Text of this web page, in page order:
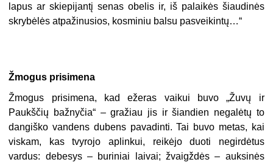
lapus ar skiepijantį senas obelis ir, iš palaikės šiaudinės
skrybėlės atpažinusios, kosminiu balsu pasveikintų…“
Žmogus prisimena
Žmogus prisimena, kad ežeras vaikui buvo „Žuvų ir
Paukščių bažnyčia“ – gražiau jis ir šiandien negalėtų to
dangiško vandens dubens pavadinti. Tai buvo metas, kai
viskam, kas tvyrojo aplinkui, reikėjo duoti negirdėtus
vardus: debesys – buriniai laivai; žvaigždės – auksinės